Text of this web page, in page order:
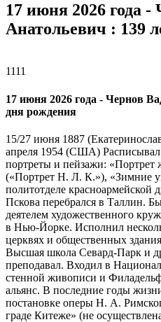
17 июня 2026 года
Анатольевич : 139
1111
17 июня 2026 года - Чернов
дня рождения
15/27 июня 1887
апреля 1954 (США) Расписывал
портреты и пейзажи:
(«Портрет Н. Л. К.»), «Зимние
политотделе красноармейской
Пскова перебрался в Таллин.
деятелем художественного
в Нью-Йорке. Исполнил
церквях и общественных
Высшая школа Севард-Парк и
преподавал. Входил в
стенной живописи и
альянс. В последние годы
постановке оперы Н. А.
граде Китеже» (не